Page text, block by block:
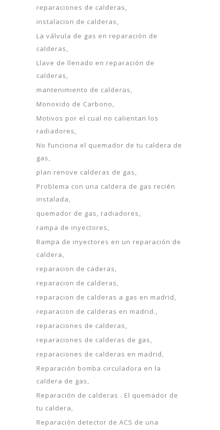
reparaciones de calderas
instalacion de calderas
La válvula de gas en reparación de
calderas
Llave de llenado en reparación de
calderas
mantenimiento de calderas
Monoxido de Carbono
Motivos por el cual no calientan los
radiadores
No funciona el quemador de tu caldera de
gas
plan renove calderas de gas
Problema con una caldera de gas recién
instalada
quemador de gas
radiadores
rampa de inyectores
Rampa de inyectores en un reparación de
caldera
reparacion de caderas
reparacion de calderas
reparacion de calderas a gas en madrid
reparacion de calderas en madrid.
reparaciones de calderas
reparaciones de calderas de gas
reparaciones de calderas en madrid
Reparación bomba circuladora en la
caldera de gas
Reparación de calderas . El quemador de
tu caldera
Reparación detector de ACS de una